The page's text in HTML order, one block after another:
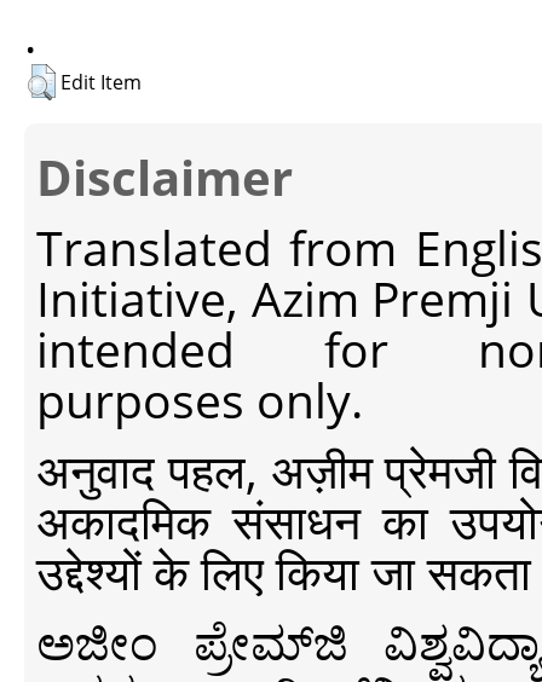
.
Edit Item
Disclaimer
Translated from
Initiative, Azim Premji
intended for non-
purposes only.
अनुवाद पहल, अज़ीम प्रेमजी
अकादमिक संसाधन का
उद्देश्यों के लिए किया जा
ಅಜೀಂ ಪ್ರೇಮ್‍ಜಿ